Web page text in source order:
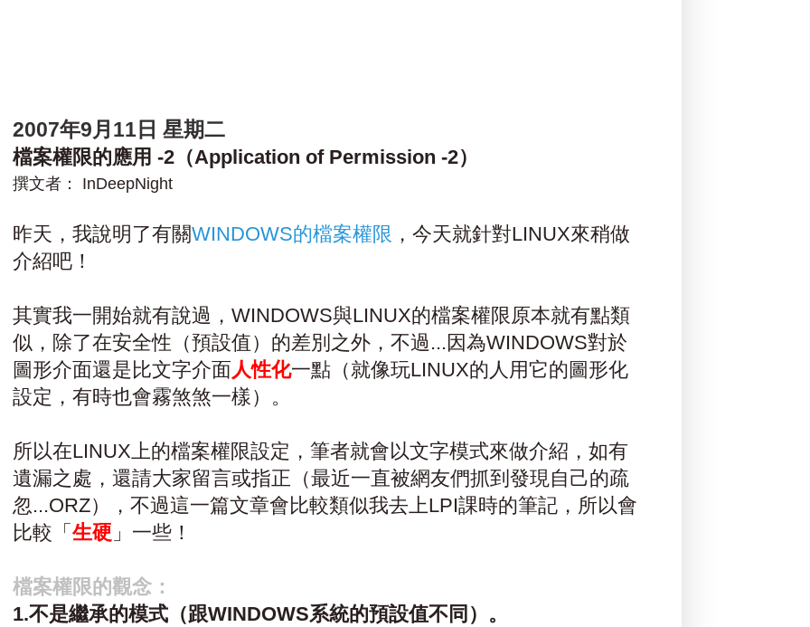
2007年9月11日 星期二
檔案權限的應用 -2（Application of Permission -2）
撰文者： InDeepNight
昨天，我說明了有關WINDOWS的檔案權限 ，今天就針對LINUX來稍做
介紹吧！
其實我一開始就有說過，WINDOWS與LINUX的檔案權限原本就有點類
似，除了在安全性（預設值）的差別之外，不過...因為WINDOWS對於
圖形介面還是比文字介面人性化一點（就像玩LINUX的人用它的圖形化
設定，有時也會霧煞煞一樣）。
所以在LINUX上的檔案權限設定，筆者就會以文字模式來做介紹，如有
遺漏之處，還請大家留言或指正（最近一直被網友們抓到發現自己的疏
忽...ORZ），不過這一篇文章會比較類似我去上LPI課時的筆記，所以會
比較「 生硬 」一些！
檔案權限的觀念：
1.不是繼承的模式（跟WINDOWS系統的預設值不同）。